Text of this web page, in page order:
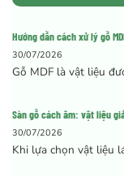
Hướng dẫn cách xử lý gỗ
30/07/2026
Gỗ MDF là vật liệu
Sàn gỗ cách âm: vật liệu
30/07/2026
Khi lựa chọn vật liệu